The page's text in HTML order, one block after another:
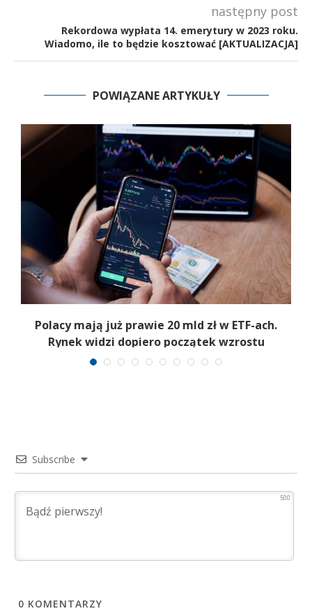
następny post
Rekordowa wypłata 14. emerytury w 2023 roku.
Wiadomo, ile to będzie kosztować [AKTUALIZACJA]
POWIĄZANE ARTYKUŁY
Polacy mają już prawie 20 mld zł w ETF-ach.
Rynek widzi dopiero początek wzrostu
Subscribe
500
0 KOMENTARZY